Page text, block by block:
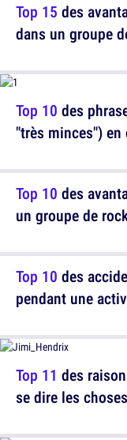
Top 15 des
dans un groupe
Top 10 des
un groupe de
Top 11 des
se dire les
Top 10 des
"très minces")
Top 10 des
pendant une